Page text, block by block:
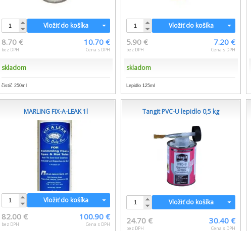
Vložiť do košíka
8.70 €
bez DPH
10.70 €
Cena s DPH
skladom
čistič 250ml
Vložiť do košíka
5.90 €
bez DPH
7.20 €
Cena s DPH
skladom
Lepidlo 125ml
MARLING FIX-A-LEAK 1l
Vložiť do košíka
82.00 €
bez DPH
100.90 €
Cena s DPH
Tangit PVC-U lepidlo 0,5 kg
Vložiť do košíka
24.70 €
bez DPH
30.40 €
Cena s DPH